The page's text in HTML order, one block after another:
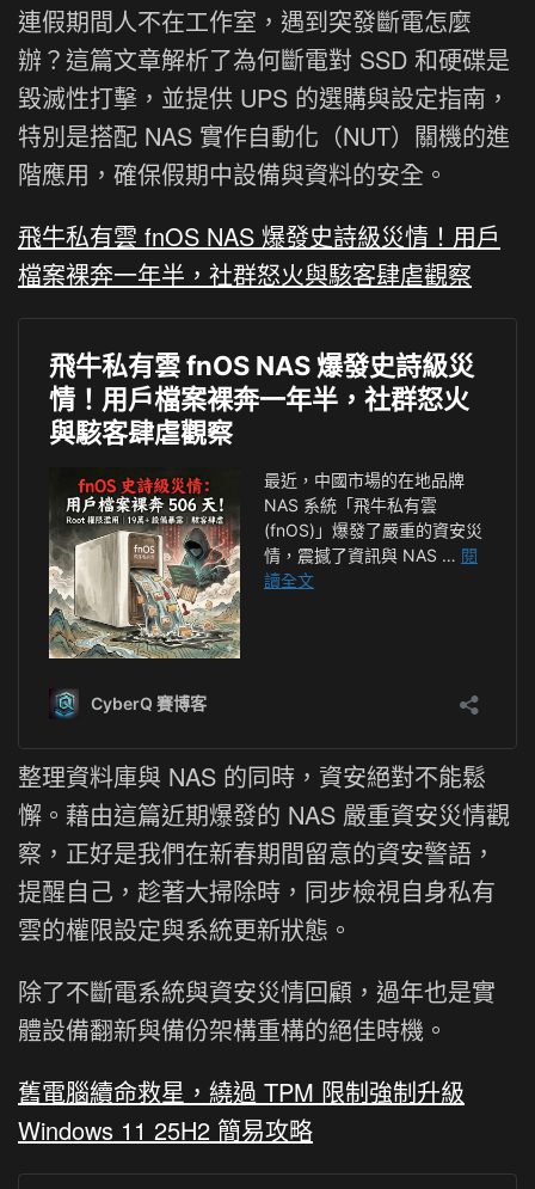
連假期間人不在工作室，遇到突發斷電怎麼
辦？這篇文章解析了為何斷電對 SSD 和硬碟是
毀滅性打擊，並提供 UPS 的選購與設定指南，
特別是搭配 NAS 實作自動化（NUT）關機的進
階應用，確保假期中設備與資料的安全。
飛牛私有雲 fnOS NAS 爆發史詩級災情！用戶
檔案裸奔一年半，社群怒火與駭客肆虐觀察
整理資料庫與 NAS 的同時，資安絕對不能鬆
懈。藉由這篇近期爆發的 NAS 嚴重資安災情觀
察，正好是我們在新春期間留意的資安警語，
提醒自己，趁著大掃除時，同步檢視自身私有
雲的權限設定與系統更新狀態。
除了不斷電系統與資安災情回顧，過年也是實
體設備翻新與備份架構重構的絕佳時機。
舊電腦續命救星，繞過 TPM 限制強制升級
Windows 11 25H2 簡易攻略